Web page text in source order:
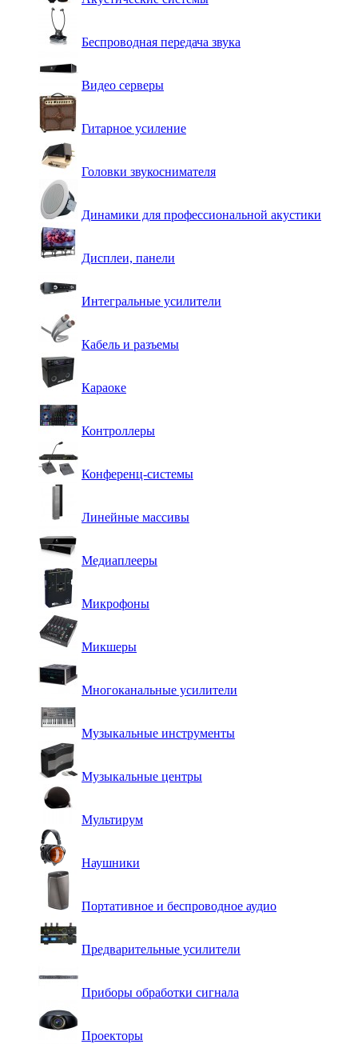
Беспроводная передача звука
Видео серверы
Гитарное усиление
Головки звукоснимателя
Динамики для профессиональной акустики
Дисплеи, панели
Интегральные усилители
Кабель и разъемы
Караоке
Контроллеры
Конференц-системы
Линейные массивы
Медиаплееры
Микрофоны
Микшеры
Многоканальные усилители
Музыкальные инструменты
Музыкальные центры
Мультирум
Наушники
Портативное и беспроводное аудио
Предварительные усилители
Приборы обработки сигнала
Проекторы